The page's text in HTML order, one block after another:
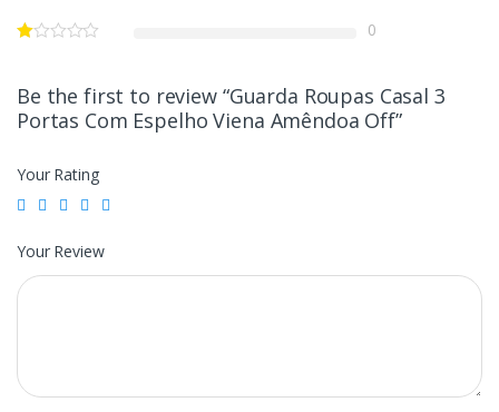
0
Be the first to review “Guarda Roupas Casal 3
Portas Com Espelho Viena Amêndoa Off”
Your Rating
Your Review